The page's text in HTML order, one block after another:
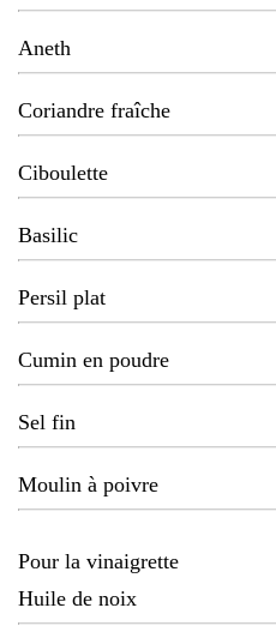
Aneth
Coriandre fraîche
Ciboulette
Basilic
Persil plat
Cumin en poudre
Sel fin
Moulin à poivre
Pour la vinaigrette
Huile de noix